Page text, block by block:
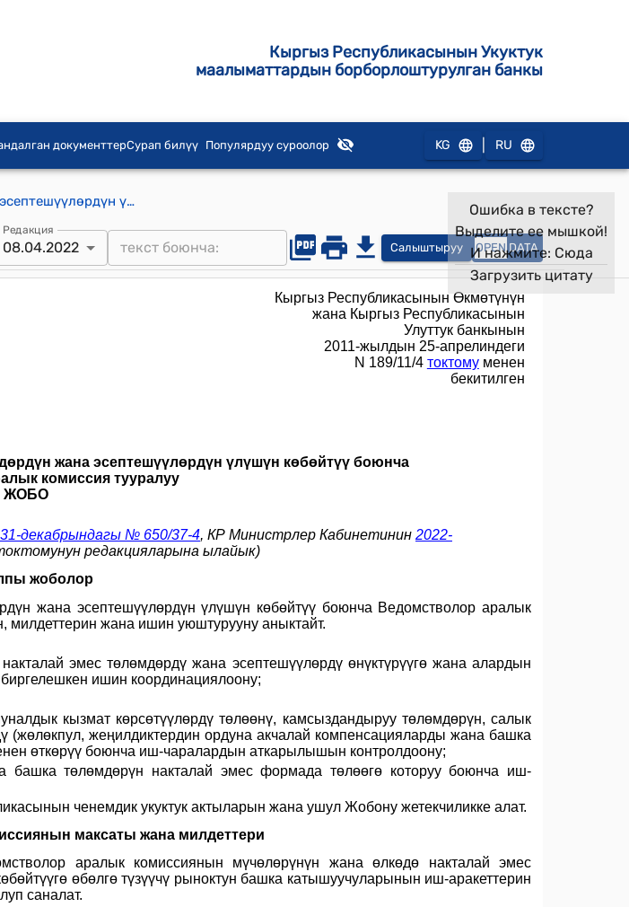
Кыргыз Республикасынын Укуктук
маалыматтардын борборлоштурулган банкы
документтерСурап билүү Популярдуу суроолор KG RU
Кыргыз Республикасында накталай эмес төлөмдөрдүн жана эсептешүүлөрдүн үлүшүн көбөйтүү боюнча Ведомстволор аралык комиссия тууралуу" ЖОБОсу
Редакция
08.04.2022 Салыштыруу OPEN DATA
Ошибка в тексте?
Выделите ее мышкой!
И нажмите: Сюда
Загрузить цитату